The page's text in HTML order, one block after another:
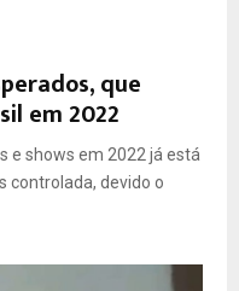
que
em 2022
e shows em 2022 já está
controlada, devido o